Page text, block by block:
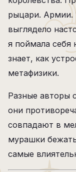
рыцари. Армии.
выглядело
я поймала себя
знает, как
метафизики.
Разные авторы
они
совпадают в
мурашки
самые